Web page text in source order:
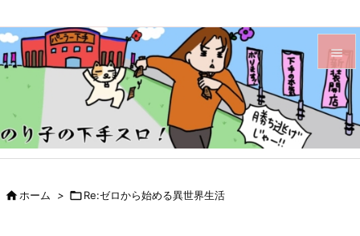


メニュ

サイド
ホーム > Re:ゼロから始める異世界生活